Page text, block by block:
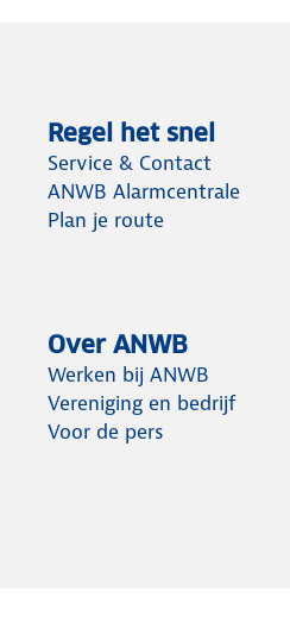
Regel het snel
Service & Contact
ANWB Alarmcentrale
Plan je route
Over ANWB
Werken bij ANWB
Vereniging en bedrijf
Voor de pers